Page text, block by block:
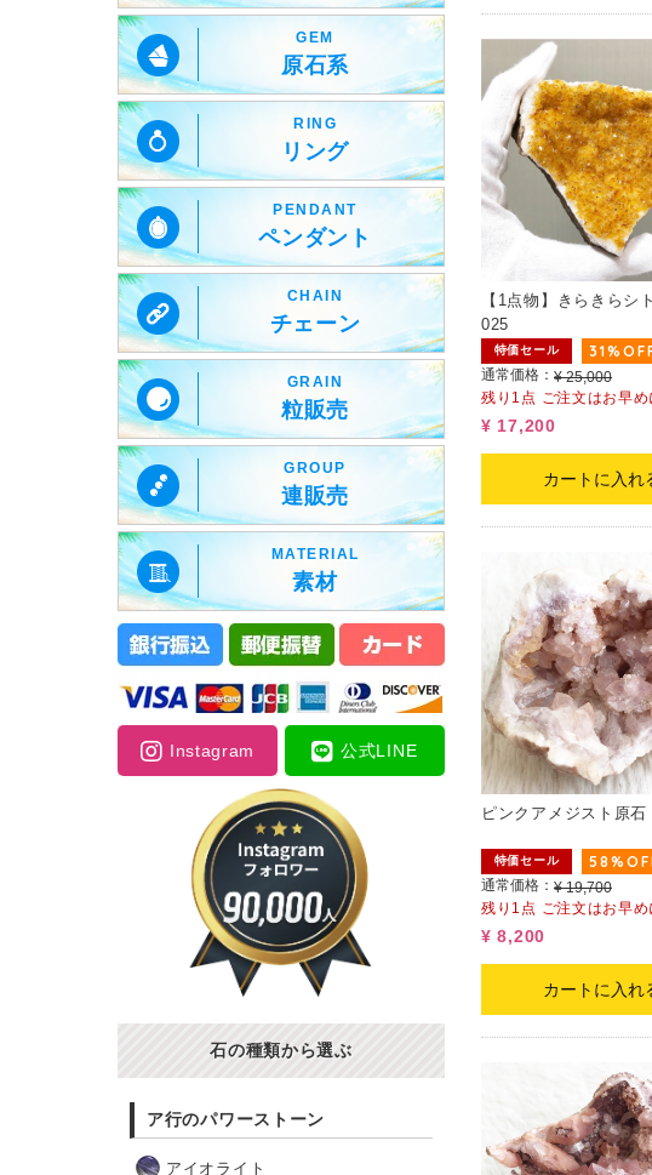
【1点物】きらきらシ
025
特価セール
通常価格： ¥ 25,000
残り1点 ご注文はお早め
¥ 17,200
カートに入れ
ピンクアメジスト原石
特価セール
通常価格： ¥ 19,700
残り1点 ご注文はお早め
¥ 8,200
カートに入れ
原石系
GEM
リング
RING
ペンダント
PENDANT
チェーン
CHAIN
粒販売
GRAIN
連販売
GROUP
素材
MATERIAL
Instagram 公式LINE
石の種類から選ぶ
ア行のパワーストーン
アイオライト